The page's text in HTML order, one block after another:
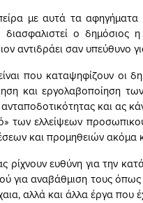
με αυτά τα
διασφαλιστεί ο δημόσιος
αντιδράει σαν υπεύθυνο
καταψηφίζουν οι
και εργολαβοποίηση
και ας
των ελλείψεων
και προμηθειών ακόμα
ρίχνουν ευθύνη για την
για αναβάθμιση τους
αλλά και άλλα έργα που